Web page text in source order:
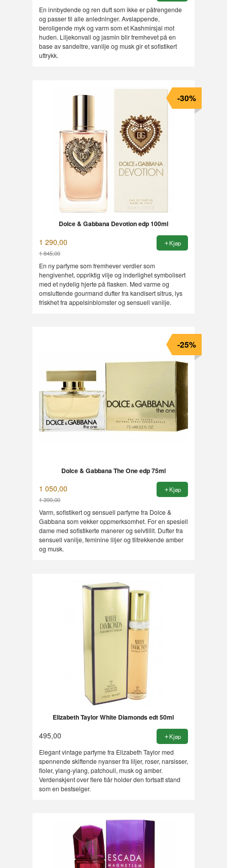
En innbydende og ren duft som ikke er påtrengende
og passer til alle anledninger. Avslappende,
beroligende myk og varm som et Kashmirsjal mot
huden. Liljekonvall og jasmin blir fremhevet på en
base av sandeltre, vanilje og musk gir et sofistikert
uttrykk.
Dolce & Gabbana Devotion edp 100ml
1 290,00
1 845,00
Rabatt
-30%
Kjøp
En ny parfyme som fremhever verdier som
hengivenhet, oppriktig vilje og inderlighet symbolisert
med et nydelig hjerte på flasken. Med varme og
omsluttende gourmand dufter fra kandisert sitrus, lys
friskhet fra appelsinblomster og sensuell vanilje.
Dolce & Gabbana The One edp 75ml
1 050,00
1 399,00
Rabatt
-25%
Kjøp
Varm, sofistikert og sensuell parfyme fra Dolce &
Gabbana som vekker oppmerksomhet. For en spesiell
dame med sofistikerte manerer og selvtillit. Dufter fra
sensuell vanilje, feminine liljer og tiltrekkende amber
og musk.
Elizabeth Taylor White Diamonds edt 50ml
495,00 Kjøp
Elegant vintage parfyme fra Elizabeth Taylor med
spennende skiftende nyanser fra liljer, roser, narsisser,
fioler, ylang-ylang, patchouli, musk og amber.
Verdenskjent over flere tiår holder den fortsatt stand
som en bestselger.